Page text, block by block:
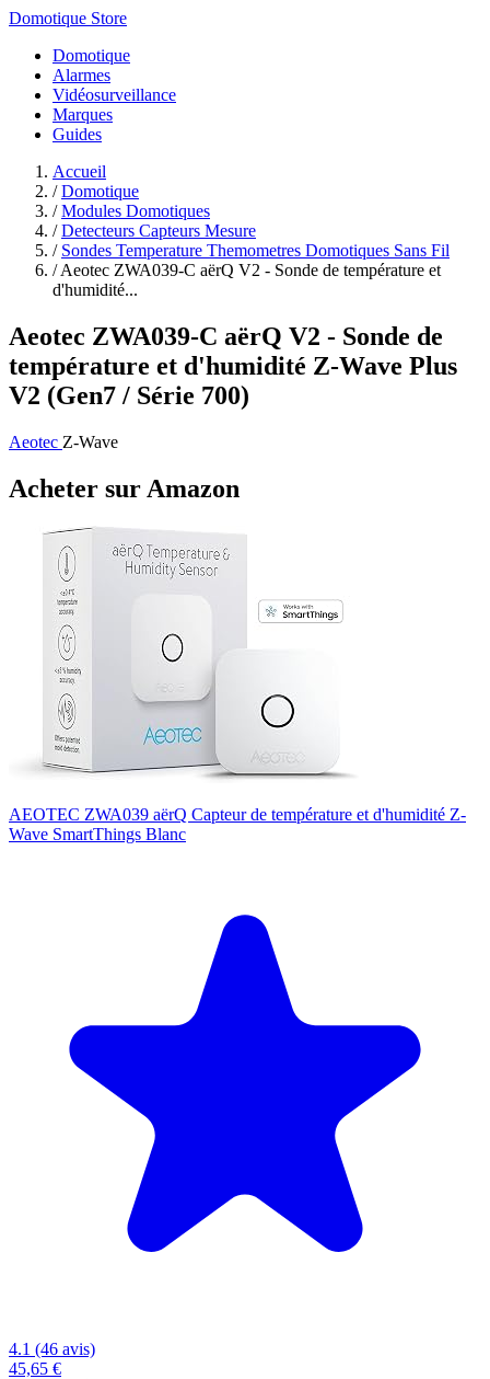
Domotique Store
Domotique
Alarmes
Vidéosurveillance
Marques
Guides
Accueil
/ Domotique
/ Modules Domotiques
/ Detecteurs Capteurs Mesure
/ Sondes Temperature Themometres Domotiques Sans Fil
/ Aeotec ZWA039-C aërQ V2 - Sonde de température et
d'humidité...
Aeotec ZWA039-C aërQ V2 - Sonde de
température et d'humidité Z-Wave Plus
V2 (Gen7 / Série 700)
Aeotec Z-Wave
Acheter sur Amazon
AEOTEC ZWA039 aërQ Capteur de température et d'humidité Z-
Wave SmartThings Blanc
4.1 (46 avis)
45,65 €